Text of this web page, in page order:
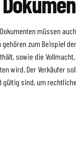
müssen
zum Beispiel
sowie die Vollmacht,
wird. Der Verkäufer
sind, um rechtliche